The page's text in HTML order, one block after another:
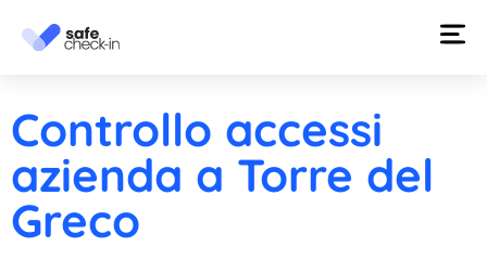
Controllo accessi
azienda a Torre del
Greco